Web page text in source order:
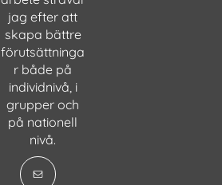
jag efter att
skapa bättre
förutsättninga
r både på
individnivå, i
grupper och
på nationell
nivå.